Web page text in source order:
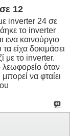
12
inverter 24 σε
το inverter
ενα καινούργιο
είχα δοκιμάσει
με το inverter.
λεωφορείο όταν
να φταίει